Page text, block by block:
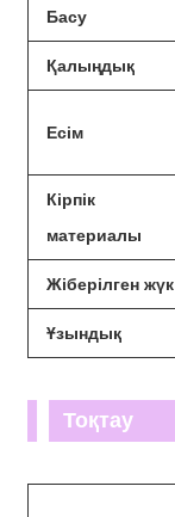
Басу
Қалыңдық
Есім
Кірпік
материалы
Жіберілген жүк
Ұзындық
Тоқтау